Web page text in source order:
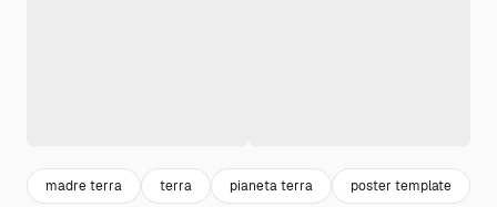
madre terra terra pianeta terra poster template